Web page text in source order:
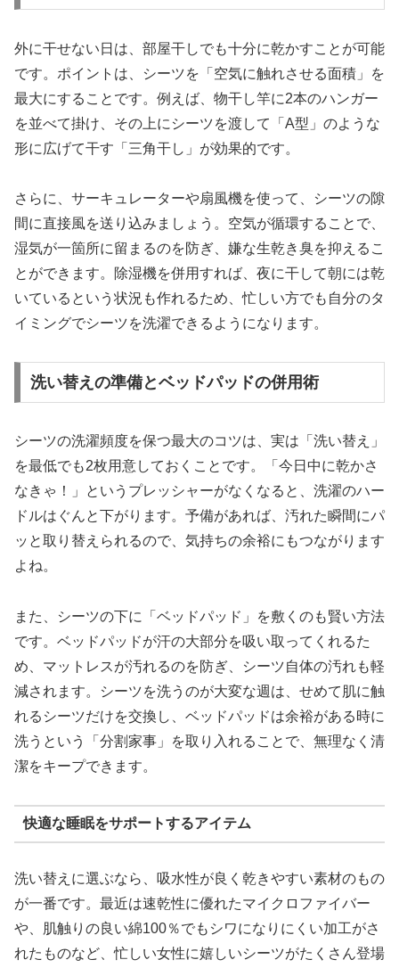
外に干せない日は、部屋干しでも十分に乾かすことが可能
です。ポイントは、シーツを「空気に触れさせる面積」を
最大にすることです。例えば、物干し竿に2本のハンガー
を並べて掛け、その上にシーツを渡して「A型」のような
形に広げて干す「三角干し」が効果的です。
さらに、サーキュレーターや扇風機を使って、シーツの隙
間に直接風を送り込みましょう。空気が循環することで、
湿気が一箇所に留まるのを防ぎ、嫌な生乾き臭を抑えるこ
とができます。除湿機を併用すれば、夜に干して朝には乾
いているという状況も作れるため、忙しい方でも自分のタ
イミングでシーツを洗濯できるようになります。
洗い替えの準備とベッドパッドの併用術
シーツの洗濯頻度を保つ最大のコツは、実は「洗い替え」
を最低でも2枚用意しておくことです。「今日中に乾かさ
なきゃ！」というプレッシャーがなくなると、洗濯のハー
ドルはぐんと下がります。予備があれば、汚れた瞬間にパ
ッと取り替えられるので、気持ちの余裕にもつながります
よね。
また、シーツの下に「ベッドパッド」を敷くのも賢い方法
です。ベッドパッドが汗の大部分を吸い取ってくれるた
め、マットレスが汚れるのを防ぎ、シーツ自体の汚れも軽
減されます。シーツを洗うのが大変な週は、せめて肌に触
れるシーツだけを交換し、ベッドパッドは余裕がある時に
洗うという「分割家事」を取り入れることで、無理なく清
潔をキープできます。
快適な睡眠をサポートするアイテム
洗い替えに選ぶなら、吸水性が良く乾きやすい素材のもの
が一番です。最近は速乾性に優れたマイクロファイバー
や、肌触りの良い綿100％でもシワになりにくい加工がさ
れたものなど、忙しい女性に嬉しいシーツがたくさん登場